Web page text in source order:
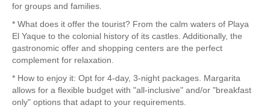
for groups and families.
* What does it offer the tourist? From the calm waters of Playa
El Yaque to the colonial history of its castles. Additionally, the
gastronomic offer and shopping centers are the perfect
complement for relaxation.
* How to enjoy it: Opt for 4-day, 3-night packages. Margarita
allows for a flexible budget with "all-inclusive" and/or "breakfast
only" options that adapt to your requirements.